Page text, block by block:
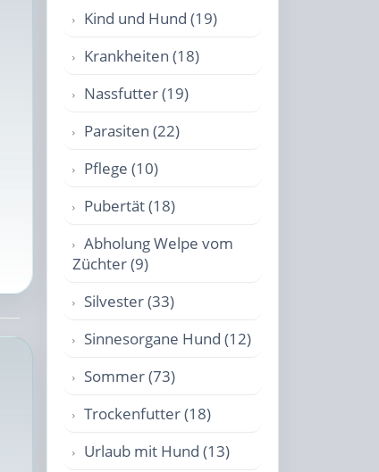
Kind und Hund (19)
Krankheiten (18)
Nassfutter (19)
Parasiten (22)
Pflege (10)
Pubertät (18)
Abholung Welpe vom
Züchter (9)
Silvester (33)
Sinnesorgane Hund (12)
Sommer (73)
Trockenfutter (18)
Urlaub mit Hund (13)